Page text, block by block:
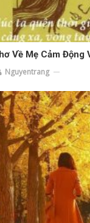
Về Mẹ Cảm Động
Nguyentrang